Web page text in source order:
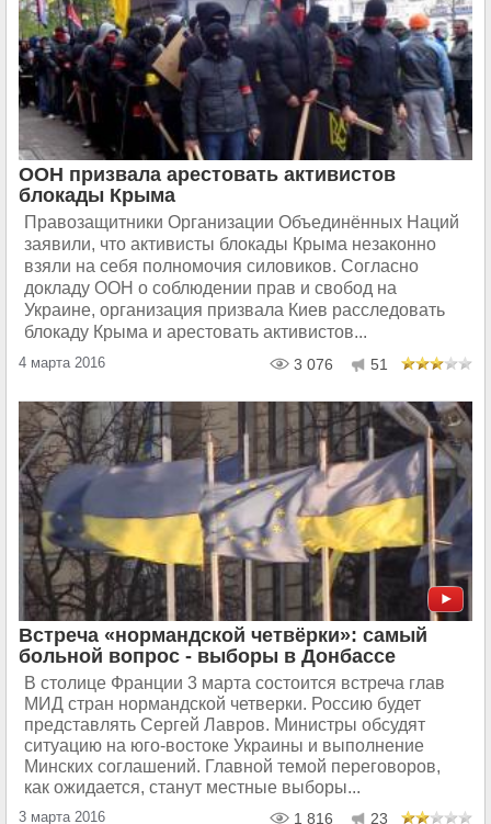
ООН призвала арестовать активистов
блокады Крыма
Правозащитники Организации Объединённых Наций
заявили, что активисты блокады Крыма незаконно
взяли на себя полномочия силовиков. Согласно
докладу ООН о соблюдении прав и свобод на
Украине, организация призвала Киев расследовать
блокаду Крыма и арестовать активистов...
4 марта 2016 3 076 51
Встреча «нормандской четвёрки»: самый
больной вопрос - выборы в Донбассе
В столице Франции 3 марта состоится встреча глав
МИД стран нормандской четверки. Россию будет
представлять Сергей Лавров. Министры обсудят
ситуацию на юго-востоке Украины и выполнение
Минских соглашений. Главной темой переговоров,
как ожидается, станут местные выборы...
3 марта 2016 1 816 23